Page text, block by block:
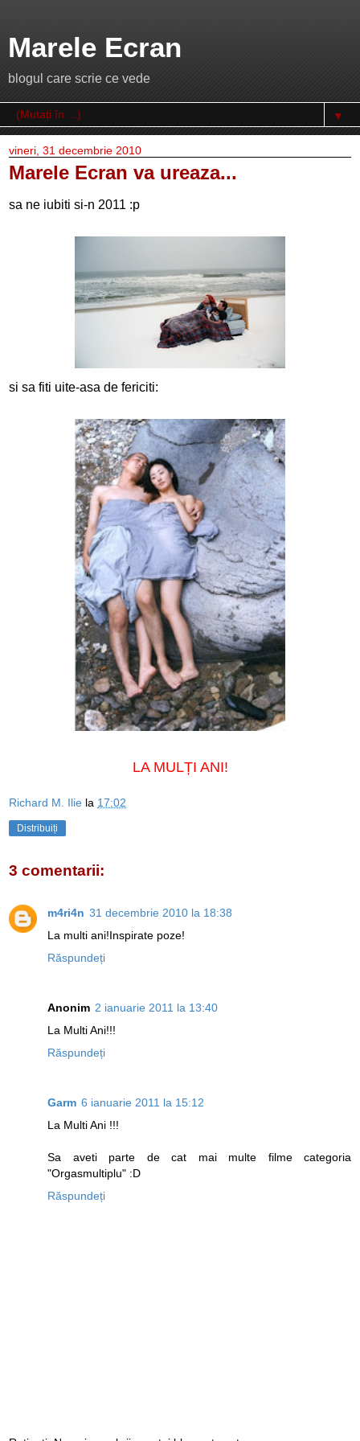
Marele Ecran
blogul care scrie ce vede
▼
vineri, 31 decembrie 2010
Marele Ecran va ureaza...
sa ne iubiti si-n 2011 :p
si sa fiti uite-asa de fericiti:
LA MULȚI ANI!
Richard M. Ilie la 17:02
Distribuiți
3 comentarii:
m4ri4n 31 decembrie 2010 la 18:38
La multi ani!Inspirate poze!
Răspundeți
Anonim 2 ianuarie 2011 la 13:40
La Multi Ani!!!
Răspundeți
Garm 6 ianuarie 2011 la 15:12
La Multi Ani !!!
Sa aveti parte de cat mai multe filme categoria
"Orgasmultiplu" :D
Răspundeți